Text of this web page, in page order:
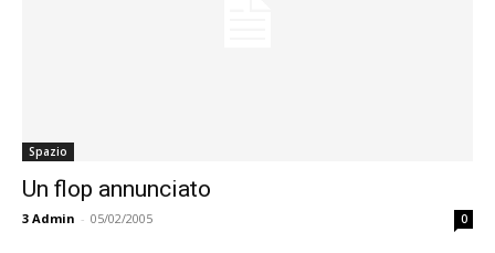
Spazio
Un flop annunciato
3 Admin - 05/02/2005 0